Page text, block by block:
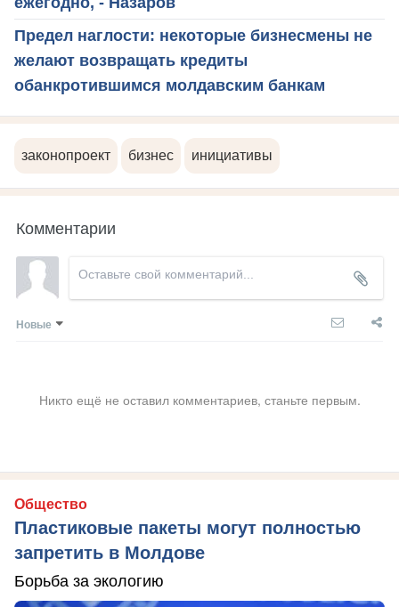
Предел наглости: некоторые бизнесмены не
желают возвращать кредиты
обанкротившимся молдавским банкам
законопроект бизнес инициативы
Комментарии
Новые
Никто ещё не оставил комментариев, станьте первым.
Общество
Пластиковые пакеты могут полностью
запретить в Молдове
Борьба за экологию